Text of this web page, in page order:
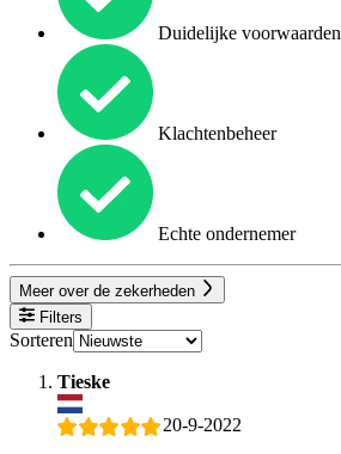
Duidelijke voorwaarden
Klachtenbeheer
Echte ondernemer
Meer over de zekerheden
Filters
Sorteren
Tieske
20-9-2022